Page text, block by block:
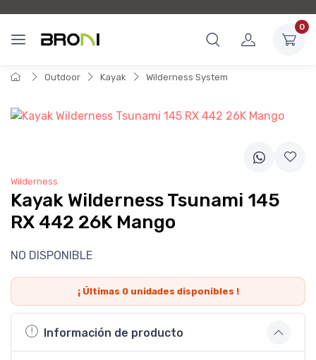
0
Outdoor Kayak Wilderness System
Wilderness
Kayak Wilderness Tsunami 145
RX 442 26K Mango
NO DISPONIBLE
¡ Últimas 0unidades disponibles !
Información de producto